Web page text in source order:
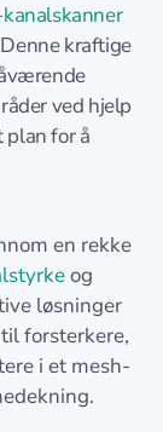
kraftige
ved hjelp
plan for å
en rekke
og
løsninger
forsterkere,
i et mesh-